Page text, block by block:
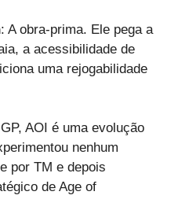
: A obra-prima. Ele pega a
a acessibilidade de
uma rejogabilidade
AOI é uma evolução
nenhum
por TM e depois
de Age of